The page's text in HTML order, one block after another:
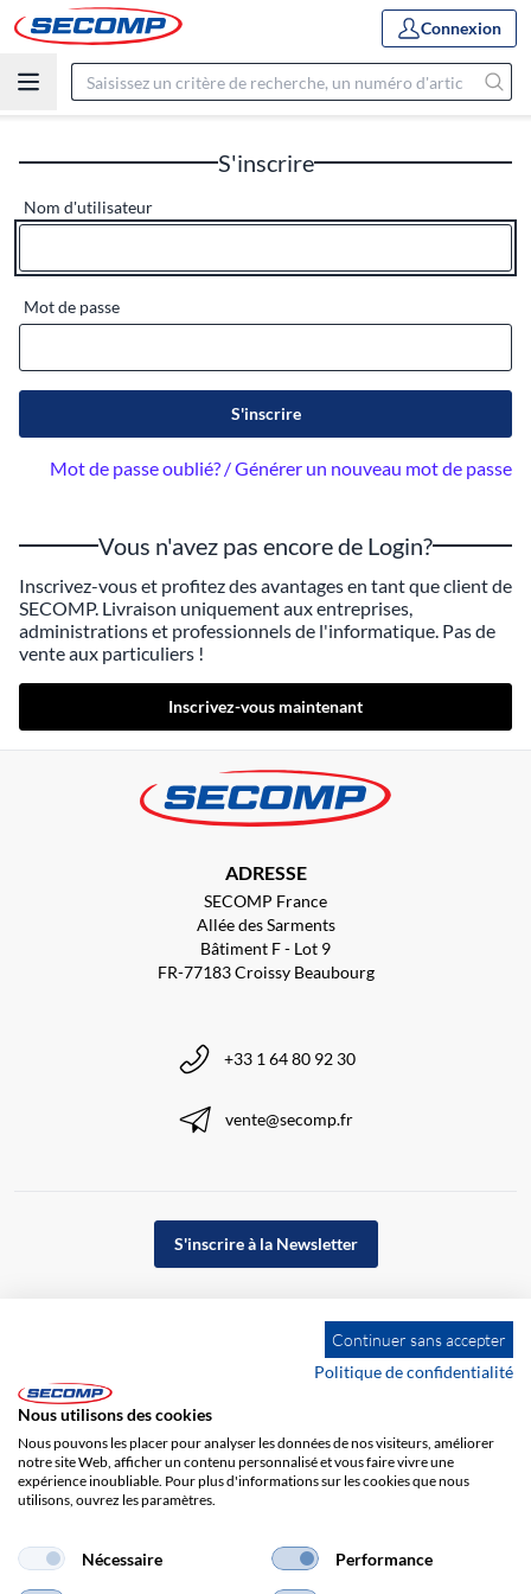
Connexion
S'inscrire
Nom d'utilisateur
Mot de passe
S'inscrire
Mot de passe oublié? / Générer un nouveau mot de passe
Vous n'avez pas encore de Login?
Inscrivez-vous et profitez des avantages en tant que client de
SECOMP. Livraison uniquement aux entreprises,
administrations et professionnels de l'informatique. Pas de
vente aux particuliers !
Inscrivez-vous maintenant
ADRESSE
SECOMP France
Allée des Sarments
Bâtiment F - Lot 9
FR-77183 Croissy Beaubourg
+33 1 64 80 92 30
vente@secomp.fr
S'inscrire à la Newsletter
Impression Responsabilité
Continuer sans accepter
Politique de confidentialité
Nous utilisons des cookies
Nous pouvons les placer pour analyser les données de nos visiteurs, améliorer
notre site Web, afficher un contenu personnalisé et vous faire vivre une
expérience inoubliable. Pour plus d'informations sur les cookies que nous
utilisons, ouvrez les paramètres.
Nécessaire Performance